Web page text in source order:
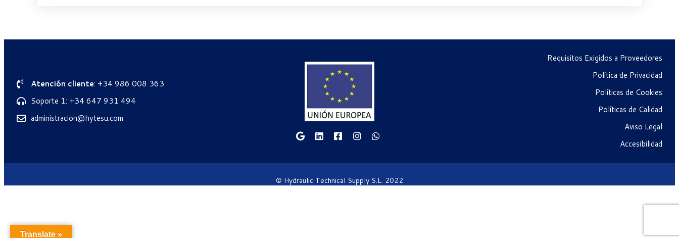
Atención cliente: +34 986 008 363
Soporte 1: +34 647 931 494
administracion@hytesu.com
Requisitos Exigidos a Proveedores
Política de Privacidad
Políticas de Cookies
Políticas de Calidad
Aviso Legal
Accesibilidad
© Hydraulic Technical Supply S.L. 2022
Translate »